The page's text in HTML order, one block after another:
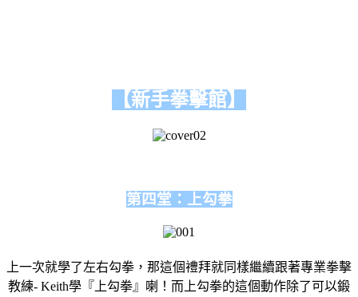
【新手拳擊館】
第四堂：上勾拳
上一次就學了左右勾拳，那這個禮拜就同樣繼續跟著專業拳擊
教練- Keith學『上勾拳』喇！而上勾拳的這個動作除了可以鍛